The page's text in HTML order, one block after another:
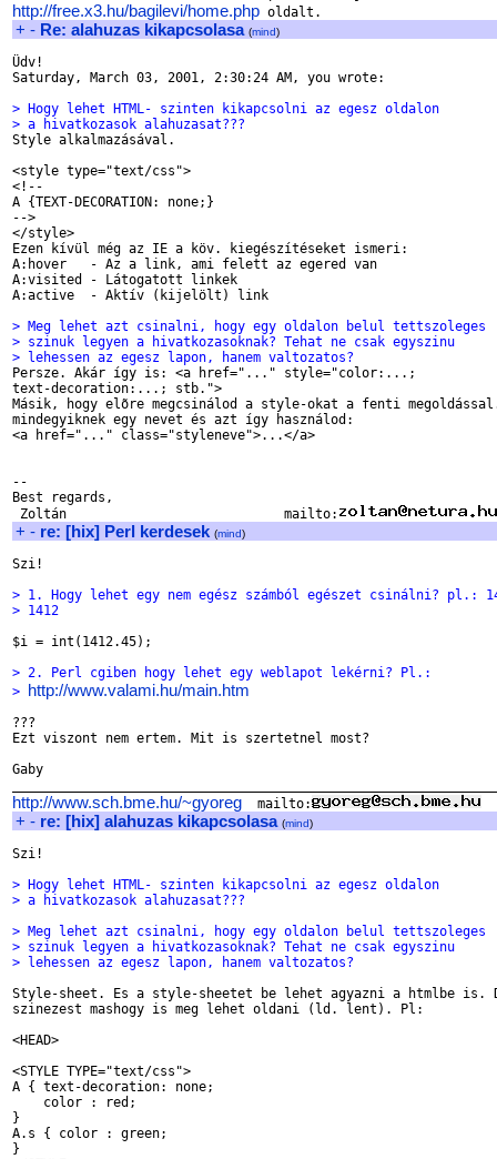
http://free.x3.hu/bagilevi/home.php
+ - Re: alahuzas kikapcsolasa (mind)
Üdv!
Saturday, March 03, 2001, 2:30:24 AM, you wrote:
> Hogy lehet HTML- szinten kikapcsolni az egesz oldalon
> a hivatkozasok alahuzasat???
Style alkalmazásával.
<style type="text/css">
<!--
A {TEXT-DECORATION: none;}
-->
</style>
Ezen kívül még az IE a köv. kiegészítéseket ismeri:
A:hover   - Az a link, ami felett az egered van
A:visited - Látogatott linkek
A:active  - Aktív (kijelölt) link
> Meg lehet azt csinalni, hogy egy oldalon belul tettszoleges
> szinuk legyen a hivatkozasoknak? Tehat ne csak egyszinu
> lehessen az egesz lapon, hanem valtozatos?
Persze. Akár így is: <a href="..." style="color:...;
text-decoration:...; stb.">
Másik, hogy elõre megcsinálod a style-okat a fenti
mindegyiknek egy nevet és azt így használod:
<a href="..." class="styleneve">...</a>
--
Best regards,
Zoltán                            mailto:
+ - re: [hix] Perl kerdesek (mind)
Szi!
> 1. Hogy lehet egy nem egész számból egészet csinálni? pl.:
> 1412
$i = int(1412.45);
> 2. Perl cgiben hogy lehet egy weblapot lekérni? Pl.:
> http://www.valami.hu/main.htm
???
Ezt viszont nem ertem. Mit is szertetnel most?
Gaby
http://www.sch.bme.hu/~gyoreg
  mailto:
+ - re: [hix] alahuzas kikapcsolasa (mind)
Szi!
> Hogy lehet HTML- szinten kikapcsolni az egesz oldalon
> a hivatkozasok alahuzasat???
> Meg lehet azt csinalni, hogy egy oldalon belul tettszoleges
> szinuk legyen a hivatkozasoknak? Tehat ne csak egyszinu
> lehessen az egesz lapon, hanem valtozatos?
Style-sheet. Es a style-sheetet be lehet agyazni a htmlbe is.
szinezest mashogy is meg lehet oldani (ld. lent). Pl:
<HEAD>
<STYLE TYPE="text/css">
A { text-decoration: none;
    color : red;
}
A.s { color : green;
}